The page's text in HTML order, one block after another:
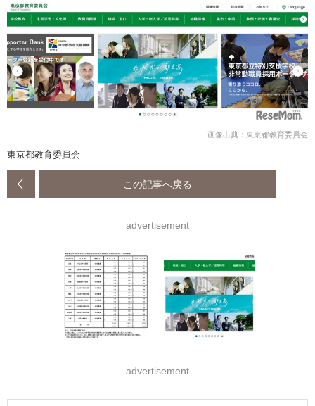
画像出典：東京都教育委員会
東京都教育委員会
この記事へ戻る
advertisement
advertisement